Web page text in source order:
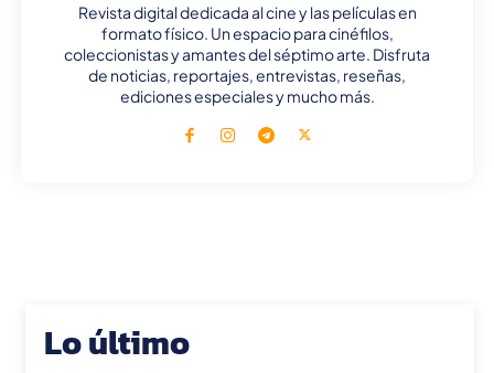
Revista digital dedicada al cine y las películas en
formato físico. Un espacio para cinéfilos,
coleccionistas y amantes del séptimo arte. Disfruta
de noticias, reportajes, entrevistas, reseñas,
ediciones especiales y mucho más.
Lo último